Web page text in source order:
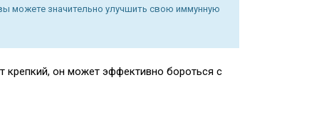
можете значительно улучшить свою иммунную
крепкий, он может эффективно бороться с